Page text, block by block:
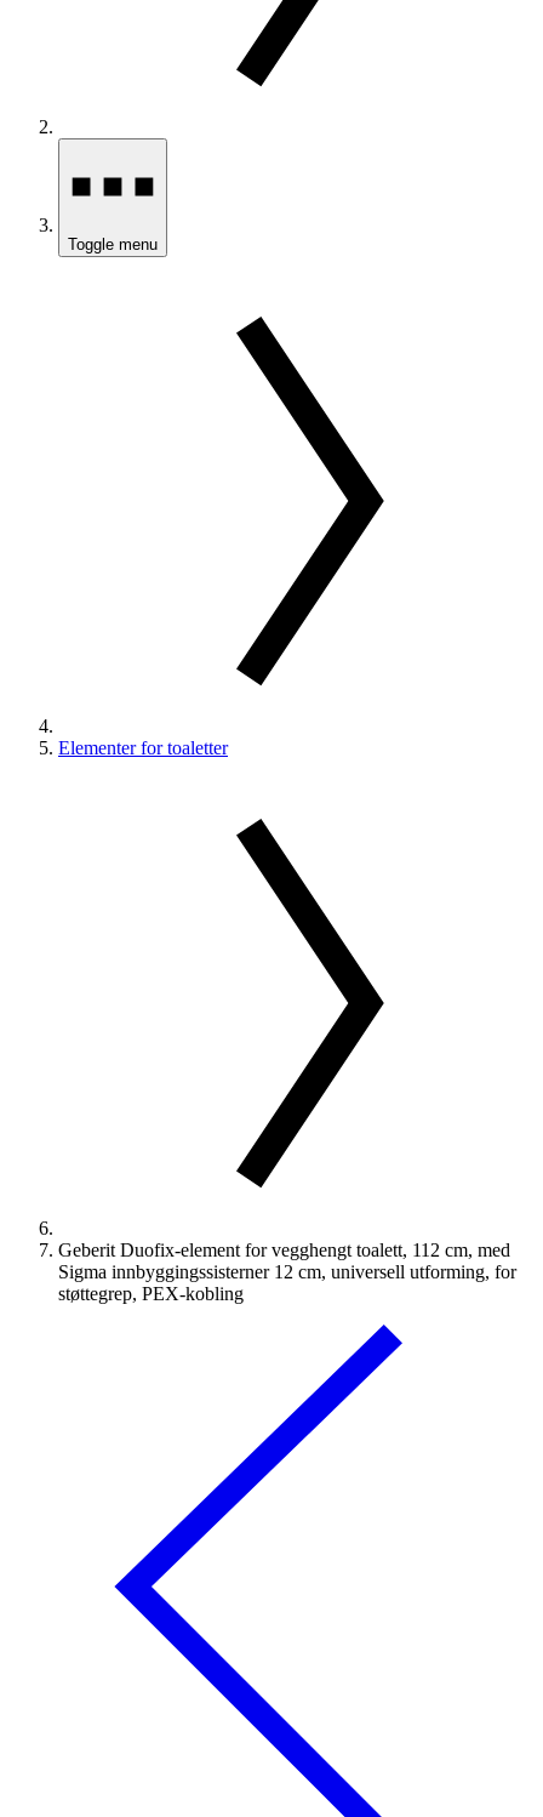
Toggle menu
Elementer for toaletter
Geberit Duofix-element for vegghengt toalett, 112 cm, med
Sigma innbyggingssisterner 12 cm, universell utforming, for
støttegrep, PEX-kobling